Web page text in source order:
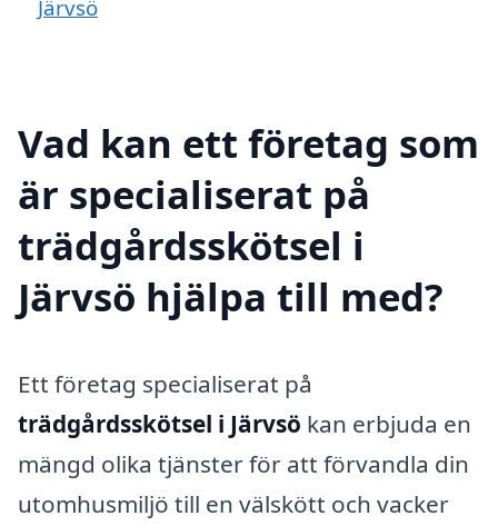
Järvsö
Vad kan ett företag som
är specialiserat på
trädgårdsskötsel i
Järvsö hjälpa till med?
Ett företag specialiserat på
trädgårdsskötsel i Järvsö kan erbjuda en
mängd olika tjänster för att förvandla din
utomhusmiljö till en välskött och vacker